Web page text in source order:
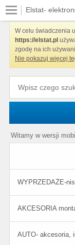
W celu świadczenia
https://elstat.pl
zgodę na ich
Nie pokazuj więcej
Witamy w wersji
WYPRZEDAŻE-
AKCESORIA
AUTO- akcesoria,